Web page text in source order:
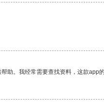
助。我经常需要查找资料，这款app